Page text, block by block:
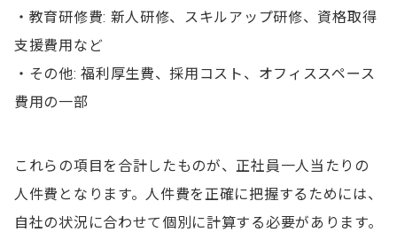
・教育研修費: 新人研修、スキルアップ研修、資格取得
支援費用など
・その他: 福利厚生費、採用コスト、オフィススペース
費用の一部
これらの項目を合計したものが、正社員一人当たりの
人件費となります。人件費を正確に把握するためには、
自社の状況に合わせて個別に計算する必要があります。